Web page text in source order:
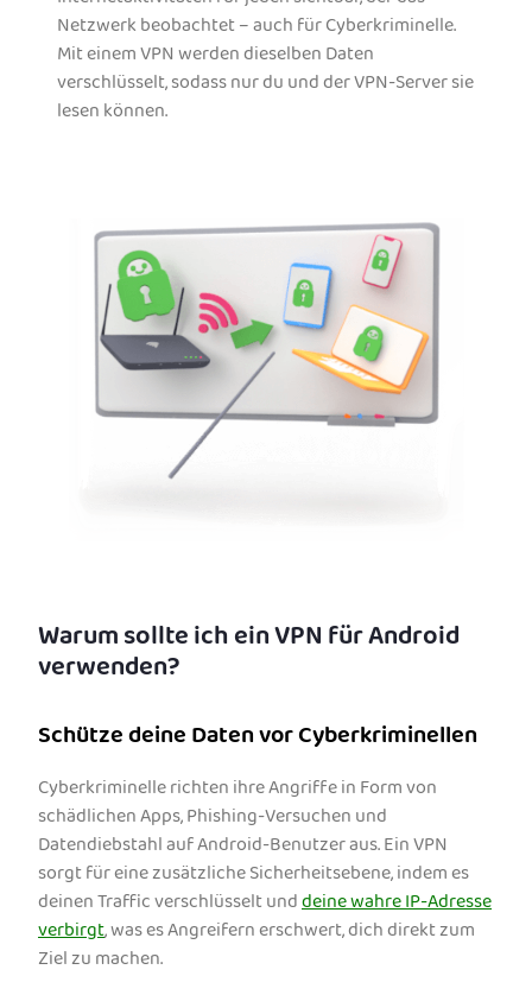
Netzwerk beobachtet – auch für Cyberkriminelle.
Mit einem VPN werden dieselben Daten
verschlüsselt, sodass nur du und der VPN-Server sie
lesen können.
Warum sollte ich ein VPN für Android
verwenden?
Schütze deine Daten vor Cyberkriminellen
Cyberkriminelle richten ihre Angriffe in Form von
schädlichen Apps, Phishing-Versuchen und
Datendiebstahl auf Android-Benutzer aus. Ein VPN
sorgt für eine zusätzliche Sicherheitsebene, indem es
deinen Traffic verschlüsselt unddeine wahre IP-Adresse
verbirgt, was es Angreifern erschwert, dich direkt zum
Ziel zu machen.